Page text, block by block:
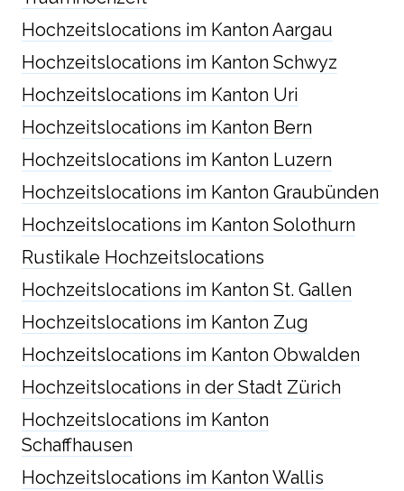
Hochzeitslocations im Kanton Aargau
Hochzeitslocations im Kanton Schwyz
Hochzeitslocations im Kanton Uri
Hochzeitslocations im Kanton Bern
Hochzeitslocations im Kanton Luzern
Hochzeitslocations im Kanton Graubünden
Hochzeitslocations im Kanton Solothurn
Rustikale Hochzeitslocations
Hochzeitslocations im Kanton St. Gallen
Hochzeitslocations im Kanton Zug
Hochzeitslocations im Kanton Obwalden
Hochzeitslocations in der Stadt Zürich
Hochzeitslocations im Kanton
Schaffhausen
Hochzeitslocations im Kanton Wallis